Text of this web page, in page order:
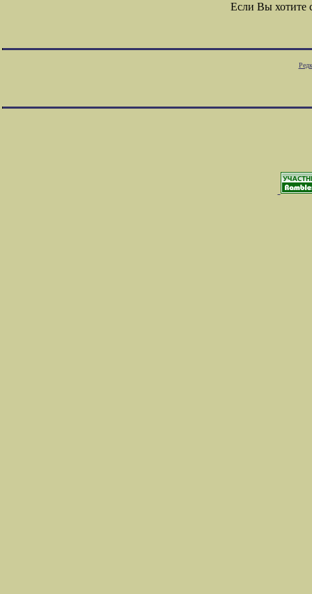
Если Вы хотите